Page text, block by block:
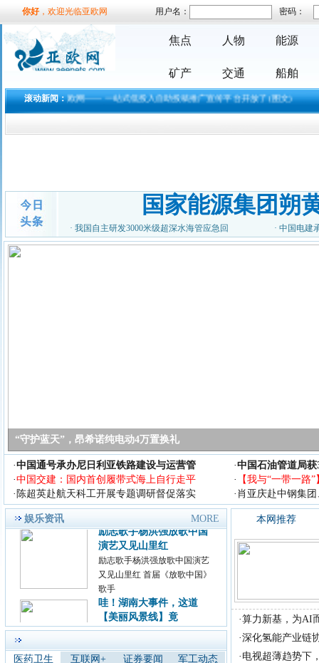
你好，欢迎光临亚欧网 用户名： 密码：
焦点 人物 能源
矿产 交通 船舶
滚动新闻：
亚欧网—— 一站式低投入自助投稿推广宣传平台开放了 (图文) 国内首
国家能源集团朔
· 我国自主研发3000米级超深水海管应急回 · 中国电建
“守护蓝天”，昂希诺纯电动4万置换礼
·中国通号承办尼日利亚铁路建设与运营管 ·中国石油管道局
·中国交建：国内首创履带式海上自行走平 ·
【我与“一带一路
· 陈超英赴航天科工开展专题调研督促落实 · 肖亚庆赴中钢集
娱乐资讯 MORE
王中磊出席2018 亚洲旅游
产业年会 谈中
今天(9月14日)，2018 亚
洲旅游产业年会在上海举行，
年会
演艺又见山里红
励志歌手杨洪强放歌中国演艺
五岳独秀的衡山之南，有一座
生命赠我以苦难，我必回
报以歌唱 --关于
业
王中磊出席2018 亚洲旅游
产业年会 谈中
今天(9月14日)，2018 亚
洲旅游产业年会在上海举行，
年会
励志歌手杨洪强放歌中国
演艺又见山里红
励志歌手杨洪强放歌中国演艺
又见山里红 首届《放歌中国》
歌手
哇！湖南大事件，这道
【美丽风景线】竟
在蜿蜒千里的湘江中游、
五岳独秀的衡山之南，有一座
生命赠我以苦难，我必回
医药卫生 互联网+ 证券要闻
军工动态
本网推荐
·算力新基，为AI
·深化氢能产业链
· 电视超薄趋势下